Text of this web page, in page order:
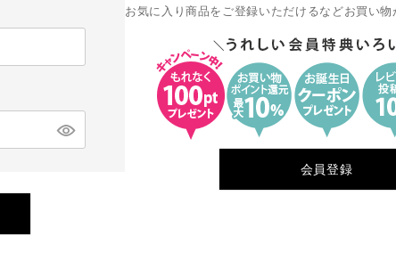
お気に入り商品をご登録いただけるなどお買い物
会員登録